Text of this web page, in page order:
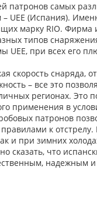
патронов самых
UEE (Испания).
марку RIO. Фирма
типов
при всех его
скорость снаряда,
– все это
регионах. Это
применения в
патронов
к
и при зимних
сказать, что
надежным